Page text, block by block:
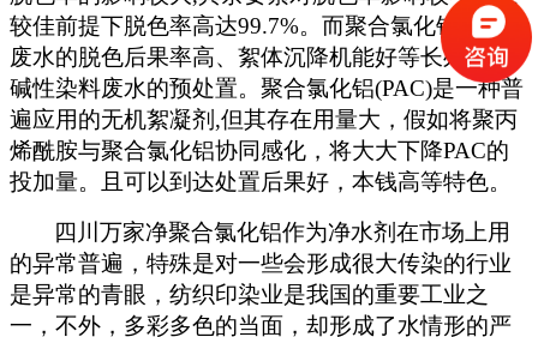
较佳前提下脱色率高达99.7%。而聚合氯化铝对染料
废水的脱色后果率高、絮体沉降机能好等长处,相宜
碱性染料废水的预处置。聚合氯化铝(PAC)是一种普
遍应用的无机絮凝剂 ,但其存在用量大，假如将聚丙
烯酰胺与聚合氯化铝协同感化，将大大下降PAC的
投加量。且可以到达处置后果好，本钱高等特色。
四川万家净聚合氯化铝作为净水剂在市场上用
的异常普遍，特殊是对一些会形成很大传染的行业
是异常的青眼，纺织印染业是我国的重要工业之
一，不外，多彩多色的当面，却形成了水情形的严